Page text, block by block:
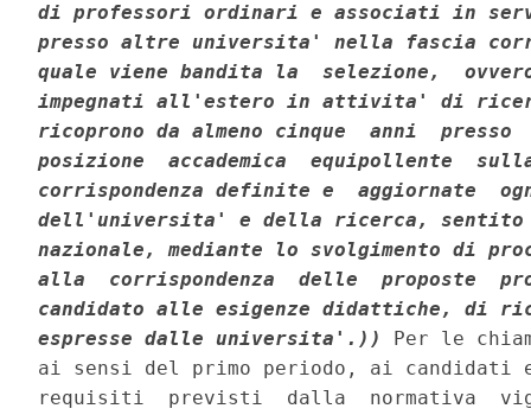
di professori ordinari e associati in
presso altre universita' nella fascia
quale viene bandita la  selezione,
impegnati all'estero in attivita' di
ricoprono da almeno cinque  anni
posizione  accademica  equipollente
corrispondenza definite e  aggiornate
dell'universita' e della ricerca,
nazionale, mediante lo svolgimento di
alla  corrispondenza  delle  proposte
candidato alle esigenze didattiche, di
espresse dalle universita'.))
Per le
ai sensi del primo periodo, ai
requisiti  previsti  dalla  normativa